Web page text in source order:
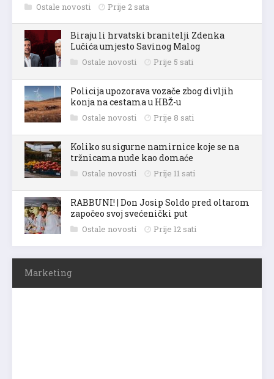
Ostale novosti Prije 2 sata
Biraju li hrvatski branitelji Zdenka
Lučića umjesto Savinog Malog
Ostale novosti Prije 5 sati
Policija upozorava vozače zbog divljih
konja na cestama u HBŽ-u
Ostale novosti Prije 8 sati
Koliko su sigurne namirnice koje se na
tržnicama nude kao domaće
Ostale novosti Prije 11 sati
RABBUNI! | Don Josip Soldo pred oltarom
započeo svoj svećenički put
Ostale novosti Prije 12 sati
Marketing